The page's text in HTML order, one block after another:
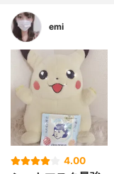
emi
4.00